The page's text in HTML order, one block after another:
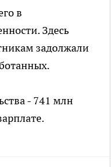
в
Здесь
задолжали
- 741 млн